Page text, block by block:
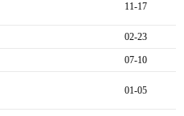
11-17
02-23
07-10
01-05